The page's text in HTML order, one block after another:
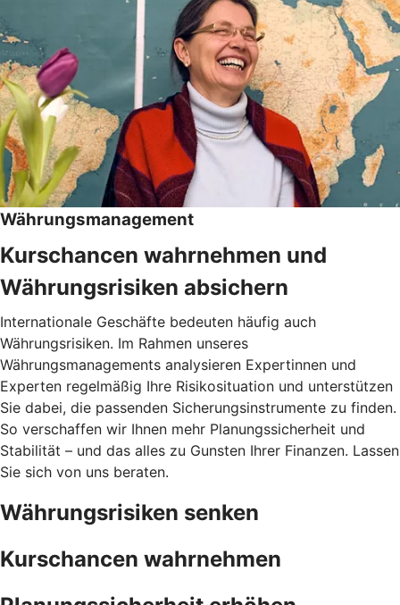
Währungsmanagement
Kurschancen wahrnehmen und
Währungsrisiken absichern
Internationale Geschäfte bedeuten häufig auch
Währungsrisiken. Im Rahmen unseres
Währungsmanagements analysieren Expertinnen und
Experten regelmäßig Ihre Risikosituation und unterstützen
Sie dabei, die passenden Sicherungsinstrumente zu finden.
So verschaffen wir Ihnen mehr Planungssicherheit und
Stabilität – und das alles zu Gunsten Ihrer Finanzen. Lassen
Sie sich von uns beraten.
Währungsrisiken senken
Kurschancen wahrnehmen